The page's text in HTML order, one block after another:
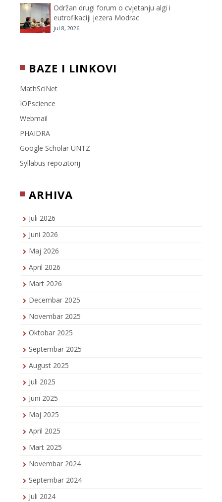
Održan drugi forum o cvjetanju algi i
eutrofikaciji jezera Modrac
jul 8, 2026
BAZE I LINKOVI
MathSciNet
IOPscience
Webmail
PHAIDRA
Google Scholar UNTZ
Syllabus repozitorij
ARHIVA
Juli 2026
Juni 2026
Maj 2026
April 2026
Mart 2026
Decembar 2025
Novembar 2025
Oktobar 2025
Septembar 2025
August 2025
Juli 2025
Juni 2025
Maj 2025
April 2025
Mart 2025
Novembar 2024
Septembar 2024
Juli 2024